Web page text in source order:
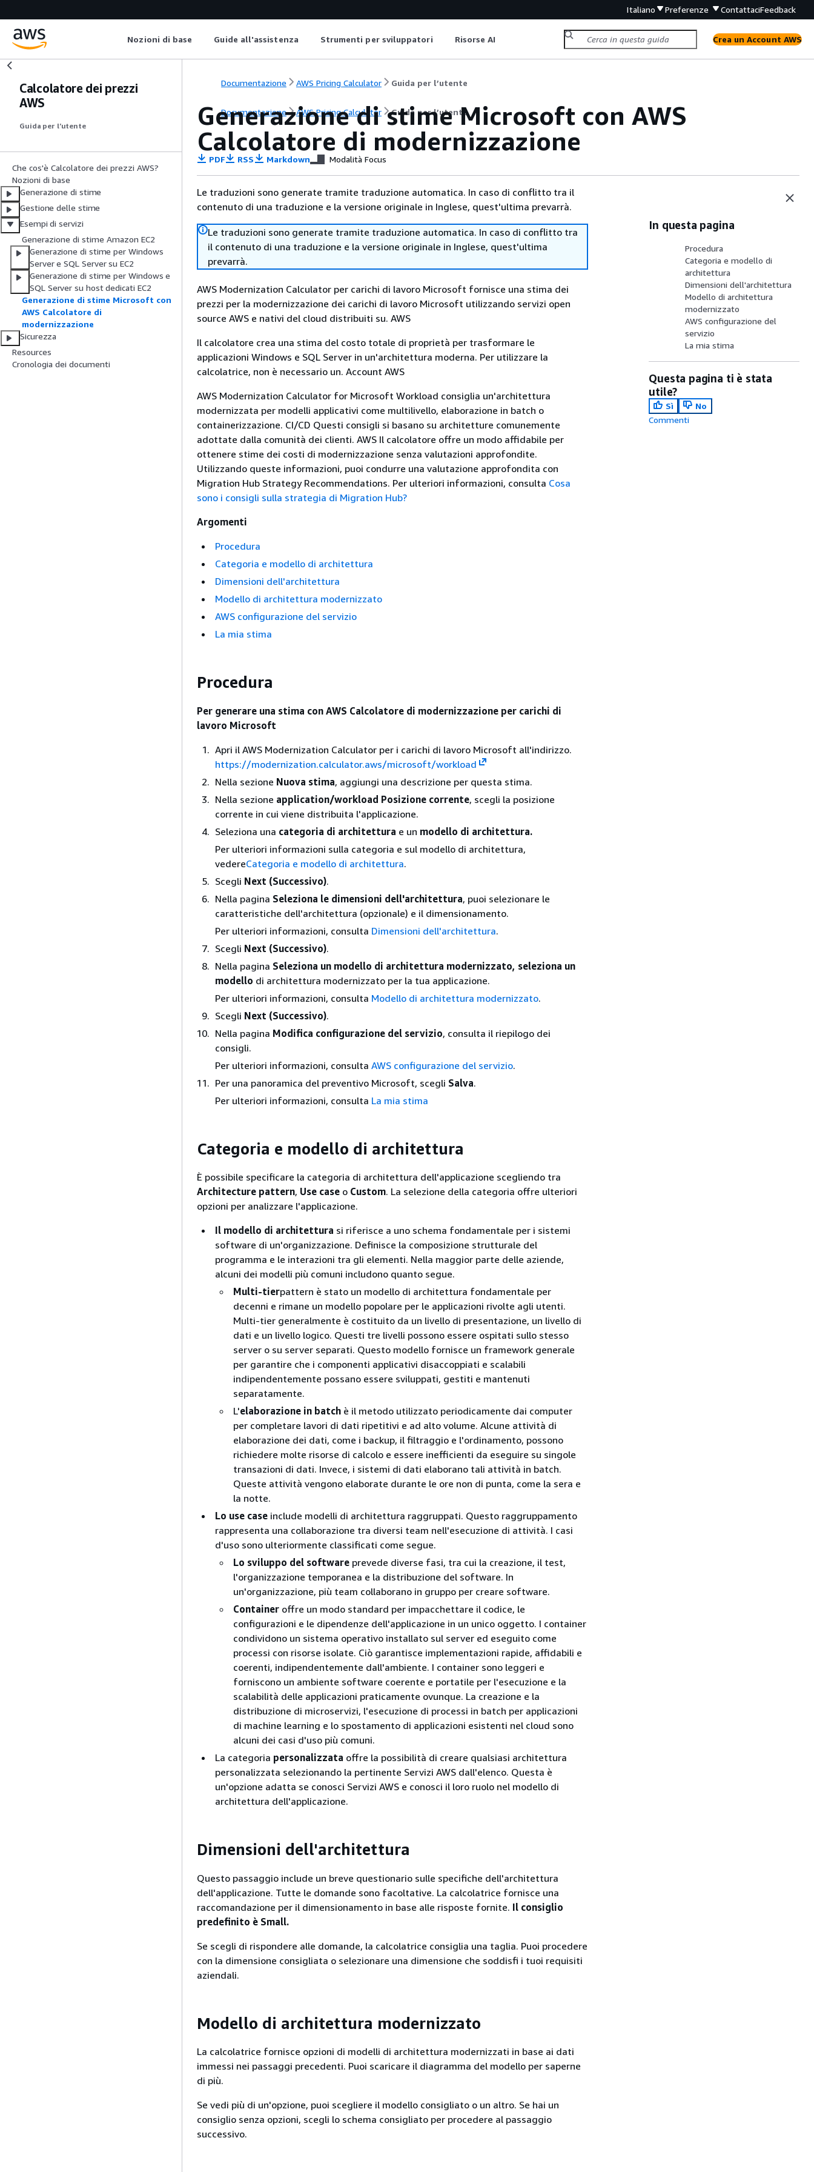
Italiano Preferenze ContattaciFeedback
Nozioni di base Guide all'assistenza Strumenti per sviluppatori Risorse AI Crea un Account AWS
Calcolatore dei prezzi
AWS
Guida per l’utente
Che cos'è Calcolatore dei prezzi AWS?
Nozioni di base
Generazione di stime
Gestione delle stime
Esempi di servizi
Generazione di stime Amazon EC2
Generazione di stime per Windows
Server e SQL Server su EC2
Generazione di stime per Windows e
SQL Server su host dedicati EC2
Generazione di stime Microsoft con
AWS Calcolatore di
modernizzazione
Sicurezza
Resources
Cronologia dei documenti
Documentazione AWS Pricing Calculator Guida per l’utente
Documentazione AWS Pricing Calculator Guida per l’utente
Generazione di stime Microsoft con AWS
Calcolatore di modernizzazione
PDF RSS Markdown Modalità Focus
Le traduzioni sono generate tramite traduzione automatica. In caso di conflitto tra il
contenuto di una traduzione e la versione originale in Inglese, quest'ultima prevarrà.
Le traduzioni sono generate tramite traduzione automatica. In caso di conflitto tra
il contenuto di una traduzione e la versione originale in Inglese, quest'ultima
prevarrà.
AWS Modernization Calculator per carichi di lavoro Microsoft fornisce una stima dei
prezzi per la modernizzazione dei carichi di lavoro Microsoft utilizzando servizi open
source AWS e nativi del cloud distribuiti su. AWS
Il calcolatore crea una stima del costo totale di proprietà per trasformare le
applicazioni Windows e SQL Server in un'architettura moderna. Per utilizzare la
calcolatrice, non è necessario un. Account AWS
AWS Modernization Calculator for Microsoft Workload consiglia un'architettura
modernizzata per modelli applicativi come multilivello, elaborazione in batch o
containerizzazione. CI/CD Questi consigli si basano su architetture comunemente
adottate dalla comunità dei clienti. AWS Il calcolatore offre un modo affidabile per
ottenere stime dei costi di modernizzazione senza valutazioni approfondite.
Utilizzando queste informazioni, puoi condurre una valutazione approfondita con
Migration Hub Strategy Recommendations. Per ulteriori informazioni, consulta Cosa
sono i consigli sulla strategia di Migration Hub?
Argomenti
Procedura
Categoria e modello di architettura
Dimensioni dell'architettura
Modello di architettura modernizzato
AWS configurazione del servizio
La mia stima
Procedura
Per generare una stima con AWS Calcolatore di modernizzazione per carichi di
lavoro Microsoft
Apri il AWS Modernization Calculator per i carichi di lavoro Microsoft all'indirizzo.
https://modernization.calculator.aws/microsoft/workload
Nella sezione Nuova stima, aggiungi una descrizione per questa stima.
Nella sezione application/workload Posizione corrente, scegli la posizione
corrente in cui viene distribuita l'applicazione.
Seleziona una categoria di architettura e un modello di architettura.
Per ulteriori informazioni sulla categoria e sul modello di architettura,
vedereCategoria e modello di architettura.
Scegli Next (Successivo).
Nella pagina Seleziona le dimensioni dell'architettura, puoi selezionare le
caratteristiche dell'architettura (opzionale) e il dimensionamento.
Per ulteriori informazioni, consulta Dimensioni dell'architettura.
Scegli Next (Successivo).
Nella pagina Seleziona un modello di architettura modernizzato, seleziona un
modello di architettura modernizzato per la tua applicazione.
Per ulteriori informazioni, consulta Modello di architettura modernizzato.
Scegli Next (Successivo).
Nella pagina Modifica configurazione del servizio, consulta il riepilogo dei
consigli.
Per ulteriori informazioni, consulta AWS configurazione del servizio.
Per una panoramica del preventivo Microsoft, scegli Salva.
Per ulteriori informazioni, consulta La mia stima
Categoria e modello di architettura
È possibile specificare la categoria di architettura dell'applicazione scegliendo tra
Architecture pattern, Use case o Custom. La selezione della categoria offre ulteriori
opzioni per analizzare l'applicazione.
Il modello di architettura si riferisce a uno schema fondamentale per i sistemi
software di un'organizzazione. Definisce la composizione strutturale del
programma e le interazioni tra gli elementi. Nella maggior parte delle aziende,
alcuni dei modelli più comuni includono quanto segue.
Multi-tierpattern è stato un modello di architettura fondamentale per
decenni e rimane un modello popolare per le applicazioni rivolte agli utenti.
Multi-tier generalmente è costituito da un livello di presentazione, un livello di
dati e un livello logico. Questi tre livelli possono essere ospitati sullo stesso
server o su server separati. Questo modello fornisce un framework generale
per garantire che i componenti applicativi disaccoppiati e scalabili
indipendentemente possano essere sviluppati, gestiti e mantenuti
separatamente.
L'elaborazione in batch è il metodo utilizzato periodicamente dai computer
per completare lavori di dati ripetitivi e ad alto volume. Alcune attività di
elaborazione dei dati, come i backup, il filtraggio e l'ordinamento, possono
richiedere molte risorse di calcolo e essere inefficienti da eseguire su singole
transazioni di dati. Invece, i sistemi di dati elaborano tali attività in batch.
Queste attività vengono elaborate durante le ore non di punta, come la sera e
la notte.
Lo use case include modelli di architettura raggruppati. Questo raggruppamento
rappresenta una collaborazione tra diversi team nell'esecuzione di attività. I casi
d'uso sono ulteriormente classificati come segue.
Lo sviluppo del software prevede diverse fasi, tra cui la creazione, il test,
l'organizzazione temporanea e la distribuzione del software. In
un'organizzazione, più team collaborano in gruppo per creare software.
Container offre un modo standard per impacchettare il codice, le
configurazioni e le dipendenze dell'applicazione in un unico oggetto. I container
condividono un sistema operativo installato sul server ed eseguito come
processi con risorse isolate. Ciò garantisce implementazioni rapide, affidabili e
coerenti, indipendentemente dall'ambiente. I container sono leggeri e
forniscono un ambiente software coerente e portatile per l'esecuzione e la
scalabilità delle applicazioni praticamente ovunque. La creazione e la
distribuzione di microservizi, l'esecuzione di processi in batch per applicazioni
di machine learning e lo spostamento di applicazioni esistenti nel cloud sono
alcuni dei casi d'uso più comuni.
La categoria personalizzata offre la possibilità di creare qualsiasi architettura
personalizzata selezionando la pertinente Servizi AWS dall'elenco. Questa è
un'opzione adatta se conosci Servizi AWS e conosci il loro ruolo nel modello di
architettura dell'applicazione.
Dimensioni dell'architettura
Questo passaggio include un breve questionario sulle specifiche dell'architettura
dell'applicazione. Tutte le domande sono facoltative. La calcolatrice fornisce una
raccomandazione per il dimensionamento in base alle risposte fornite. Il consiglio
predefinito è Small.
Se scegli di rispondere alle domande, la calcolatrice consiglia una taglia. Puoi procedere
con la dimensione consigliata o selezionare una dimensione che soddisfi i tuoi requisiti
aziendali.
Modello di architettura modernizzato
La calcolatrice fornisce opzioni di modelli di architettura modernizzati in base ai dati
immessi nei passaggi precedenti. Puoi scaricare il diagramma del modello per saperne
di più.
Se vedi più di un'opzione, puoi scegliere il modello consigliato o un altro. Se hai un
consiglio senza opzioni, scegli lo schema consigliato per procedere al passaggio
successivo.
In questa pagina
Procedura
Categoria e modello di
architettura
Dimensioni dell'architettura
Modello di architettura
modernizzato
AWS configurazione del
servizio
La mia stima
Questa pagina ti è stata
utile?
Sì
No
Commenti